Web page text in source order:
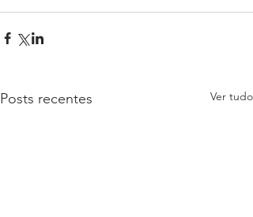
Posts recentes Ver tudo